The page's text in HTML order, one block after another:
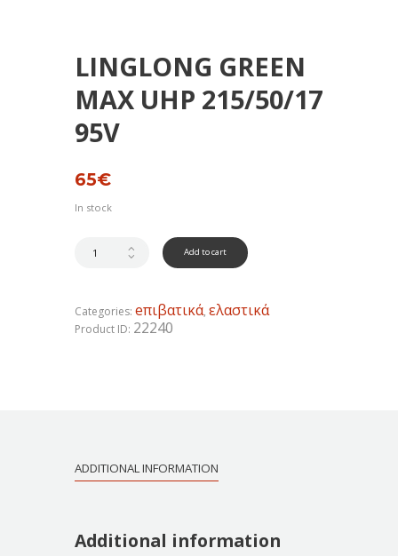
LINGLONG GREEN
MAX UHP 215/50/17
95V
65€
In stock
Add to cart
Categories: eπιβατικά, ελαστικά
Product ID: 22240
ADDITIONAL INFORMATION
Additional information